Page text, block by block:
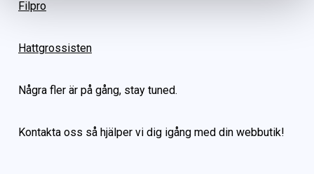
Filpro
Hattgrossisten
Några fler är på gång, stay tuned.
Kontakta oss så hjälper vi dig igång med din webbutik!